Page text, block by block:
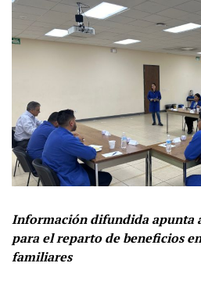
Información difundida apunta
para el reparto de beneficios
familiares